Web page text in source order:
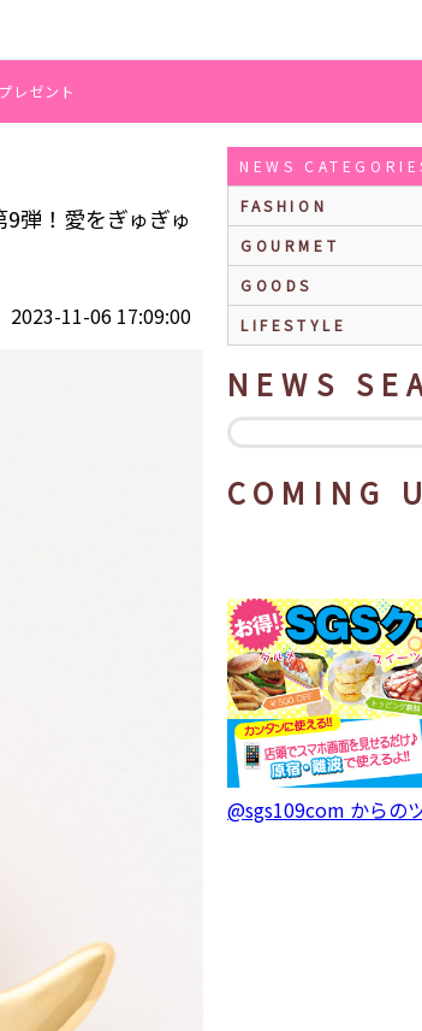
プレゼント
愛をぎゅぎゅっと詰め込んだハートフルなコレクショ
弾！愛をぎゅぎゅ
2023-11-06 17:09:00
NEWS
FASHION
GOURMET
GOODS
LIFESTYLE
NEWS
COMING
@sgs109com からの